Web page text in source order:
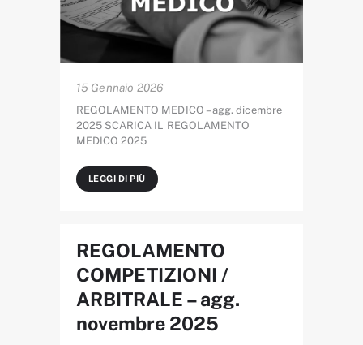
15 Gennaio 2026
REGOLAMENTO MEDICO – agg. dicembre
2025 SCARICA IL REGOLAMENTO
MEDICO 2025
LEGGI DI PIÙ
REGOLAMENTO
COMPETIZIONI /
ARBITRALE – agg.
novembre 2025